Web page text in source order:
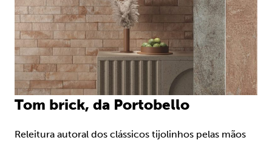
Tom brick, da Portobello
Releitura autoral dos clássicos tijolinhos pelas mãos